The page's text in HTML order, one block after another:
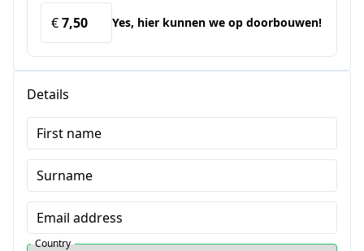
€ Yes, hier kunnen we op doorbouwen!
Details
First name
Surname
Email address
Country